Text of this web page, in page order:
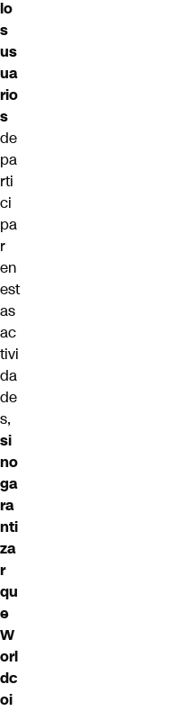
lo
s
us
ua
rio
s
de
pa
rti
ci
pa
r
en
est
as
ac
tivi
da
de
s,
si
no
ga
ra
nti
za
r
qu
e
W
orl
dc
oi